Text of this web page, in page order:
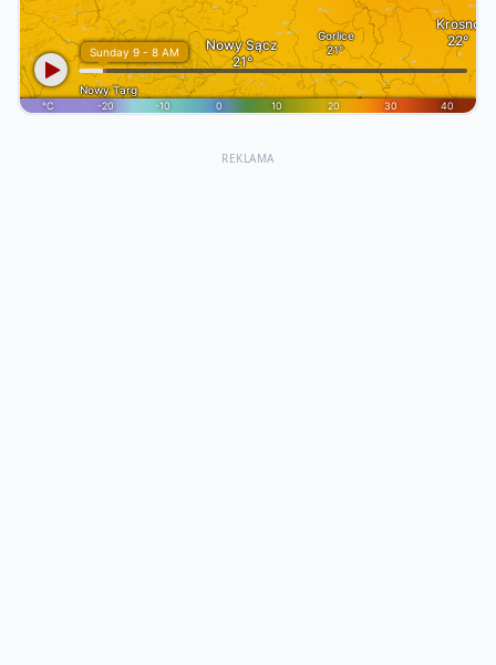
REKLAMA